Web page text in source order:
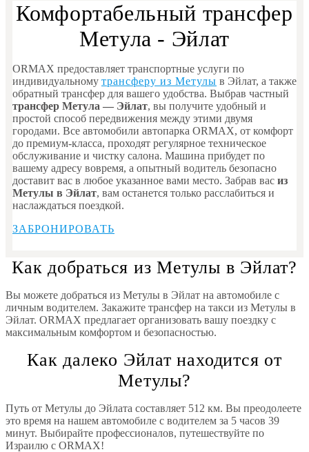
Комфортабельный трансфер
Метула - Эйлат
ORMAX предоставляет транспортные услуги по
индивидуальному трансферу из Метулы в Эйлат, а также
обратный трансфер для вашего удобства. Выбрав частный
трансфер Метула — Эйлат, вы получите удобный и
простой способ передвижения между этими двумя
городами. Все автомобили автопарка ORMAX, от комфорт
до премиум-класса, проходят регулярное техническое
обслуживание и чистку салона. Машина прибудет по
вашему адресу вовремя, а опытный водитель безопасно
доставит вас в любое указанное вами место. Забрав вас из
Метулы в Эйлат, вам останется только расслабиться и
наслаждаться поездкой.
ЗАБРОНИРОВАТЬ
Как добраться из Метулы в Эйлат?
Вы можете добраться из Метулы в Эйлат на автомобиле с
личным водителем. Закажите трансфер на такси из Метулы в
Эйлат. ORMAX предлагает организовать вашу поездку с
максимальным комфортом и безопасностью.
Как далеко Эйлат находится от
Метулы?
Путь от Метулы до Эйлата составляет 512 км. Вы преодолеете
это время на нашем автомобиле с водителем за 5 часов 39
минут. Выбирайте профессионалов, путешествуйте по
Израилю с ORMAX!